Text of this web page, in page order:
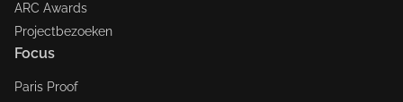
ARC Awards
Projectbezoeken
Focus
Paris Proof